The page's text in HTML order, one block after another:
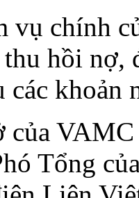
vụ chính
hồi nợ,
các khoản
của
Tổng